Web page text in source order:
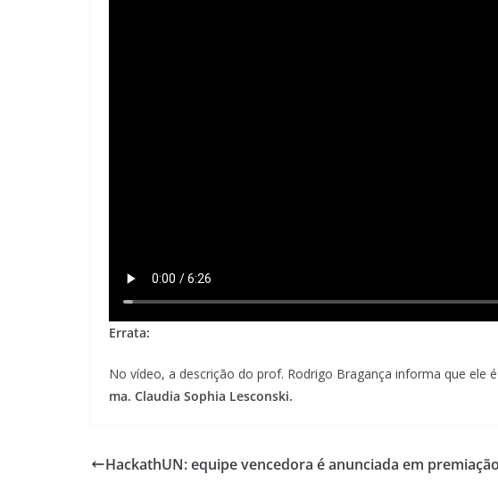
Errata:
No vídeo, a descrição do prof. Rodrigo Bragança informa que ele
ma. Claudia Sophia Lesconski.
HackathUN: equipe vencedora é anunciada em